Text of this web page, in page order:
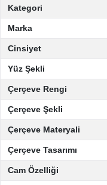
Kategori
Marka
Cinsiyet
Yüz Şekli
Çerçeve Rengi
Çerçeve Şekli
Çerçeve Materyali
Çerçeve Tasarımı
Cam Özelliği